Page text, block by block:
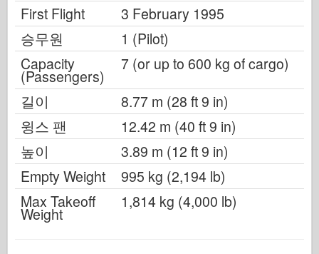
First Flight
3 February 1995
승무원
1 (Pilot)
Capacity
(Passengers)
7 (or up to 600 kg of cargo)
길이
8.77 m (28 ft 9 in)
윙스 팬
12.42 m (40 ft 9 in)
높이
3.89 m (12 ft 9 in)
Empty Weight
995 kg (2,194 lb)
Max Takeoff
Weight
1,814 kg (4,000 lb)